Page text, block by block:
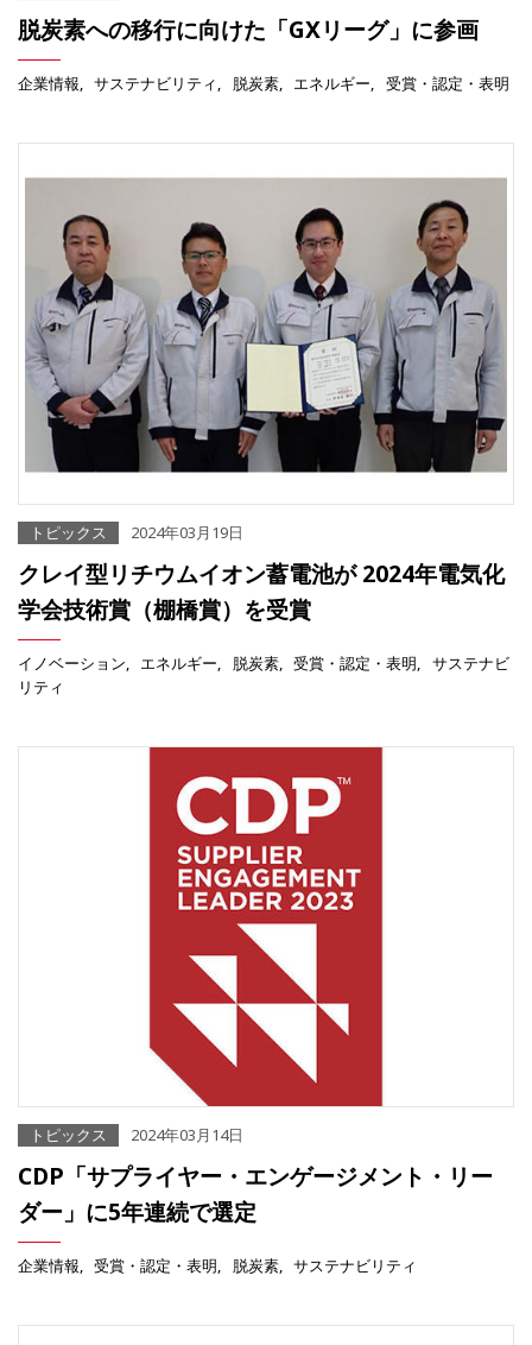
脱炭素への移行に向けた「GXリーグ」に参画
企業情報 サステナビリティ 脱炭素 エネルギー 受賞・認定・表明
トピックス 2024年03月19日
クレイ型リチウムイオン蓄電池が 2024年電気化
学会技術賞（棚橋賞）を受賞
イノベーション エネルギー 脱炭素 受賞・認定・表明
サステナビ
リティ
トピックス 2024年03月14日
CDP「サプライヤー・エンゲージメント・リー
ダー」に5年連続で選定
企業情報 受賞・認定・表明 脱炭素 サステナビリティ